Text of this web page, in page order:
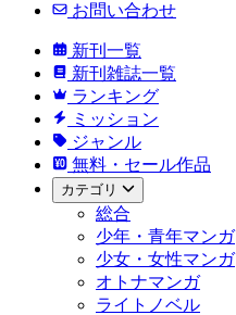
お問い合わせ
新刊一覧
新刊雑誌一覧
ランキング
ミッション
ジャンル
無料・セール作品
カテゴリ
総合
少年・青年マンガ
少女・女性マンガ
オトナマンガ
ライトノベル